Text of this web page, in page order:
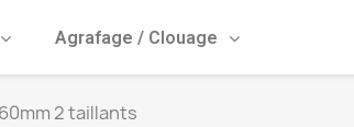
Agrafage / Clouage
2 taillants